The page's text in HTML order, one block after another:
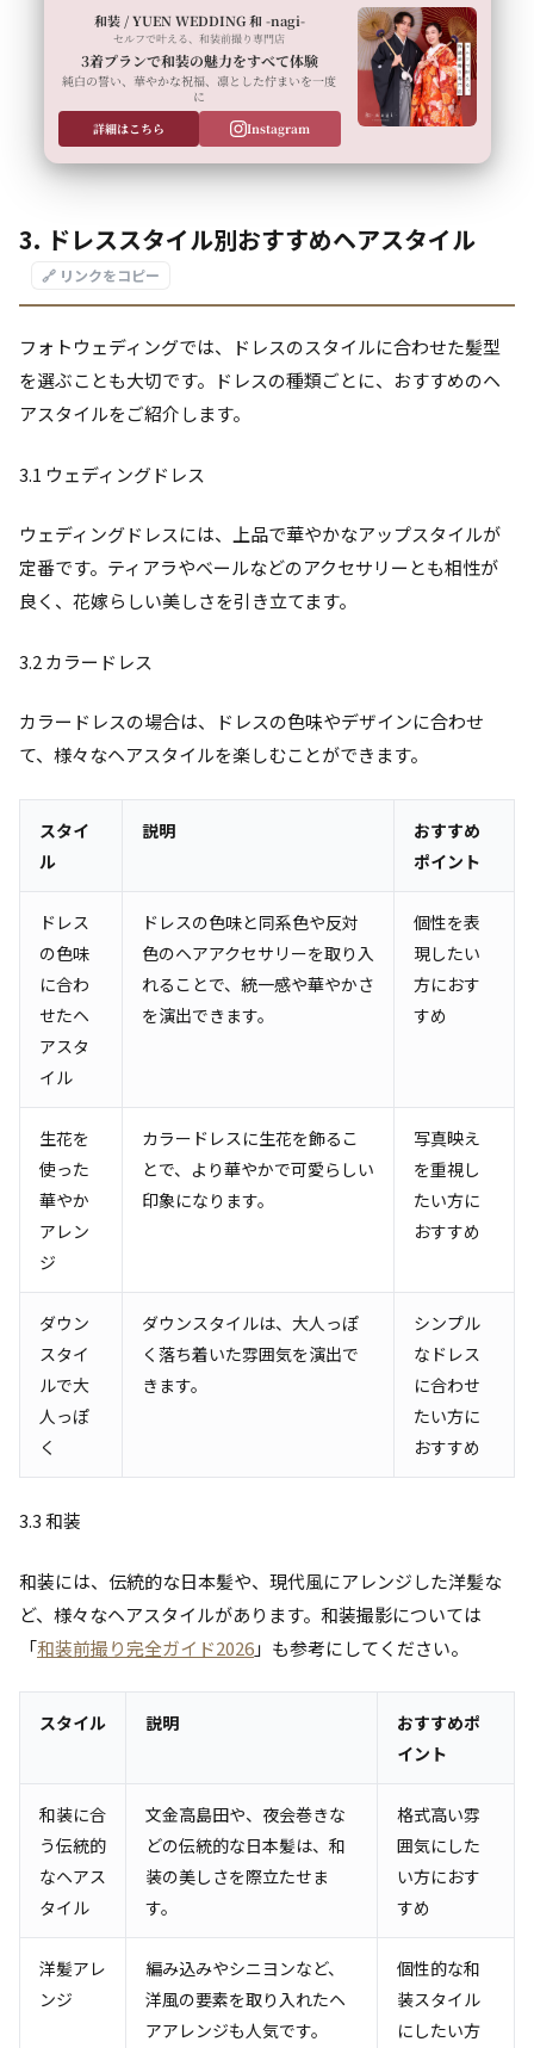
和装 / YUEN WEDDING 和 -nagi-
セルフで叶える、和装前撮り専門店
3着プランで和装の魅力をすべて体験
純白の誓い、華やかな祝福、凛とした佇まいを一度
に
詳細はこちら
Instagram
3. ドレススタイル別おすすめヘアスタイル
🔗 リンクをコピー
フォトウェディングでは、ドレスのスタイルに合わせた髪型
を選ぶことも大切です。ドレスの種類ごとに、おすすめのヘ
アスタイルをご紹介します。
3.1 ウェディングドレス
ウェディングドレスには、上品で華やかなアップスタイルが
定番です。ティアラやベールなどのアクセサリーとも相性が
良く、花嫁らしい美しさを引き立てます。
3.2 カラードレス
カラードレスの場合は、ドレスの色味やデザインに合わせ
て、様々なヘアスタイルを楽しむことができます。
スタイ
ル
説明
おすすめ
ポイント
ドレス
の色味
に合わ
せたヘ
アスタ
イル
ドレスの色味と同系色や反対
色のヘアアクセサリーを取り入
れることで、統一感や華やかさ
を演出できます。
個性を表
現したい
方におす
すめ
生花を
使った
華やか
アレン
ジ
カラードレスに生花を飾るこ
とで、より華やかで可愛らしい
印象になります。
写真映え
を重視し
たい方に
おすすめ
ダウン
スタイ
ルで大
人っぽ
く
ダウンスタイルは、大人っぽ
く落ち着いた雰囲気を演出で
きます。
シンプル
なドレス
に合わせ
たい方に
おすすめ
3.3 和装
和装には、伝統的な日本髪や、現代風にアレンジした洋髪な
ど、様々なヘアスタイルがあります。和装撮影については
「和装前撮り完全ガイド2026」も参考にしてください。
スタイル 説明
おすすめポ
イント
和装に合
う伝統的
なヘアス
タイル
文金高島田や、夜会巻きな
どの伝統的な日本髪は、和
装の美しさを際立たせま
す。
格式高い雰
囲気にした
い方におす
すめ
洋髪アレ
ンジ
編み込みやシニヨンなど、
洋風の要素を取り入れたヘ
アアレンジも人気です。
個性的な和
装スタイル
にしたい方